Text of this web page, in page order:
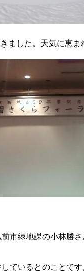
ました。天気に恵
緑地課の小林勝
ているとのことです